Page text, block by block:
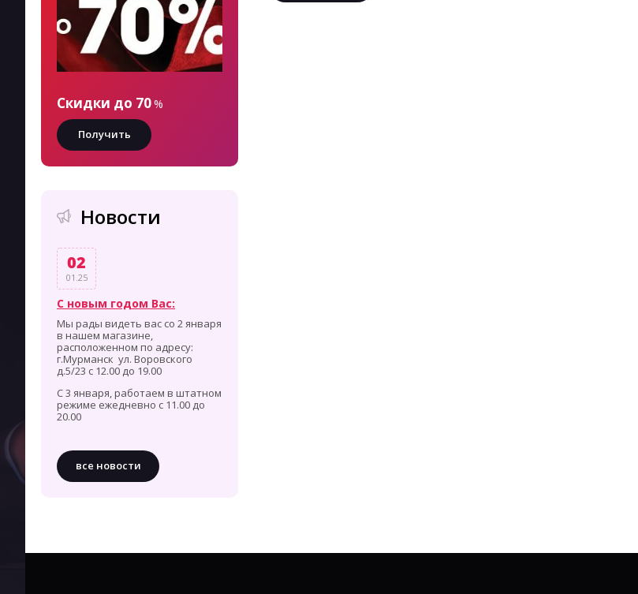
Скидки до 70%
Получить
Новости
02
01.25
С новым годом Вас:
Мы рады видеть вас со 2 января
в нашем магазине,
расположенном по адресу:
г.Мурманск ул. Воровского
д.5/23 с 12.00 до 19.00
С 3 января, работаем в штатном
режиме ежедневно с 11.00 до
20.00
все новости